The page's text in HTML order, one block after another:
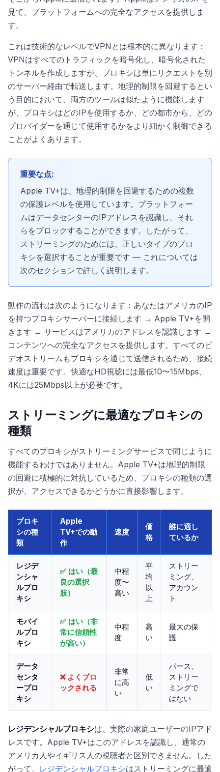
見て、プラットフォームへの完全なアクセスを提供しま
す。
これは技術的なレベルでVPNとは根本的に異なります：
VPNはすべてのトラフィックを暗号化し、暗号化された
トンネルを作成しますが、プロキシは単にリクエストを別
のサーバー経由で転送します。地理的制限を回避するとい
う目的において、両方のツールは似たように機能します
が、プロキシはどのIPを使用するか、どの都市から、どの
プロバイダーを通じて使用するかをより細かく制御できる
ことがよくあります。
重要な点:
Apple TV+は、地理的制限を回避するための複数
の保護レベルを使用しています。プラットフォー
ムはデータセンターのIPアドレスを認識し、それ
らをブロックすることができます。したがって、
ストリーミングのためには、正しいタイプのプロ
キシを選択することが重要です — これについては
次のセクションで詳しく説明します。
動作の流れは次のようになります：あなたはアメリカのIP
を持つプロキシサーバーに接続します → Apple TV+を開
きます → サービスはアメリカのアドレスを認識します →
コンテンツへの完全なアクセスを提供します。すべてのビ
デオストリームもプロキシを通じて送信されるため、接続
速度は重要です。快適なHD視聴には最低10〜15Mbps、
4Kには25Mbps以上が必要です。
ストリーミングに最適なプロキシの
種類
すべてのプロキシがストリーミングサービスで同じように
機能するわけではありません。Apple TV+は地理的制限
の回避に積極的に対抗しているため、プロキシの種類の選
択が、アクセスできるかどうかに直接影響します。
プロキ
シの種
類
Apple
TV+での動
作
速度
価
格
誰に適し
ているか
レジデ
ンシャ
ルプロ
キシ
✅ はい（最
良の選択
肢）
中程
度〜
高い
平
均
以
上
ストリー
ミング、
アカウン
ト
モバイ
ルプロ
キシ
✅ はい（非
常に信頼性
が高い）
中程
度
高
い
最大の保
護
データ
センタ
ープロ
キシ
❌ よくブロ
ックされる
非常
に高
い
低
い
パース、
ストリー
ミングで
はない
レジデンシャルプロキシは、実際の家庭ユーザーのIPアド
レスです。Apple TV+はこのアドレスを認識し、通常の
アメリカ人やイギリス人の視聴者と区別できません。した
がって、 レジデンシャルプロキシはストリーミングに最適